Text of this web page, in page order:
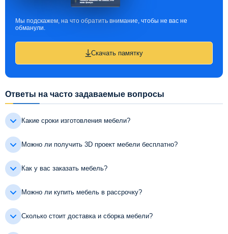
Мы подскажем, на что обратить внимание, чтобы не вас не
обманули.
Скачать памятку
Ответы на часто задаваемые вопросы
Какие сроки изготовления мебели?
Можно ли получить 3D проект мебели бесплатно?
Как у вас заказать мебель?
Можно ли купить мебель в рассрочку?
Сколько стоит доставка и сборка мебели?